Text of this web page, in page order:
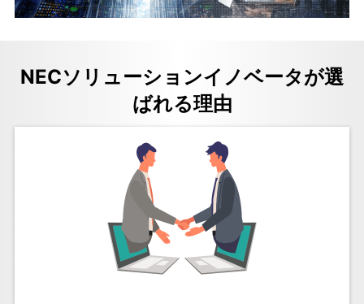
NECソリューションイノベータが選
ばれる理由